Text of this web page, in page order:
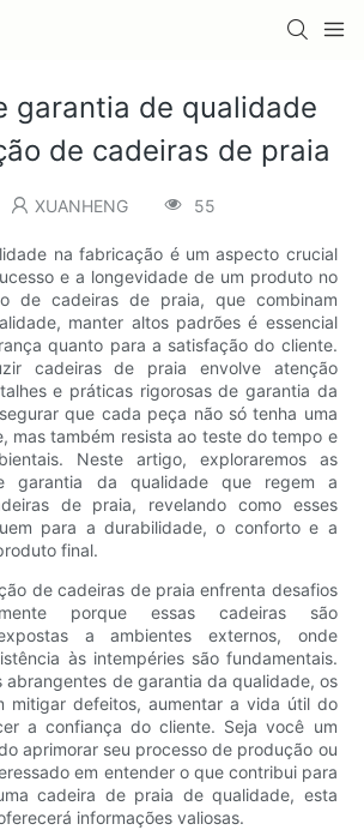
garantia de qualidade
de cadeiras de praia
XUANHENG 55
na fabricação é um aspecto crucial
e a longevidade de um produto no
de cadeiras de praia, que combinam
manter altos padrões é essencial
quanto para a satisfação do cliente.
cadeiras de praia envolve atenção
e práticas rigorosas de garantia da
que cada peça não só tenha uma
mas também resista ao teste do tempo e
Neste artigo, exploraremos as
garantia da qualidade que regem a
de praia, revelando como esses
para a durabilidade, o conforto e a
final.
de cadeiras de praia enfrenta desafios
porque essas cadeiras são
a ambientes externos, onde
às intempéries são fundamentais.
abrangentes de garantia da qualidade, os
mitigar defeitos, aumentar a vida útil do
a confiança do cliente. Seja você um
aprimorar seu processo de produção ou
em entender o que contribui para
cadeira de praia de qualidade, esta
informações valiosas.